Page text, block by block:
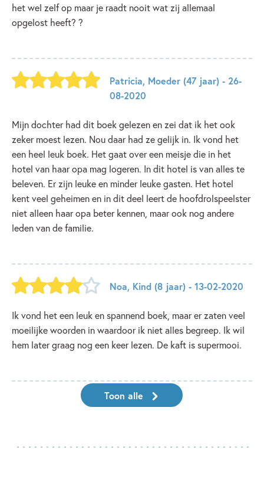
het wel zelf op maar je raadt nooit wat zij allemaal
opgelost heeft? ?
Patricia, Moeder (47 jaar) - 26-
08-2020
Mijn dochter had dit boek gelezen en zei dat ik het ook
zeker moest lezen. Nou daar had ze gelijk in. Ik vond het
een heel leuk boek. Het gaat over een meisje die in het
hotel van haar opa mag logeren. In dit hotel is van alles te
beleven. Er zijn leuke en minder leuke gasten. Het hotel
kent veel geheimen en in dit deel leert de hoofdrolspeelster
niet alleen haar opa beter kennen, maar ook nog andere
leden van de familie.
Noa, Kind (8 jaar) - 13-02-2020
Ik vond het een leuk en spannend boek, maar er zaten veel
moeilijke woorden in waardoor ik niet alles begreep. Ik wil
hem later graag nog een keer lezen. De kaft is supermooi.
Toon alle